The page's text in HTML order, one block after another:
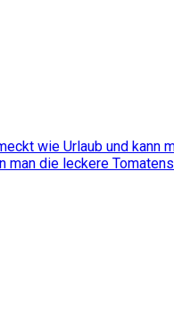
wie Urlaub und kann
die leckere